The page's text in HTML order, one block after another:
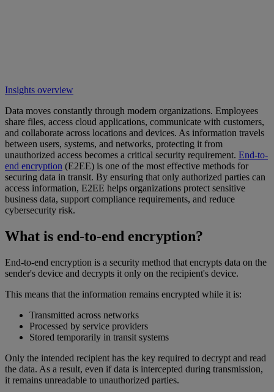
Insights overview
Data moves constantly through modern organizations. Employees
share files, access cloud applications, communicate with customers,
and collaborate across locations and devices. As information travels
between users, systems, and networks, protecting it from
unauthorized access becomes a critical security requirement. End-to-
end encryption (E2EE) is one of the most effective methods for
securing data in transit. By ensuring that only authorized parties can
access information, E2EE helps organizations protect sensitive
business data, support compliance requirements, and reduce
cybersecurity risk.
What is end-to-end encryption?
End-to-end encryption is a security method that encrypts data on the
sender's device and decrypts it only on the recipient's device.
This means that the information remains encrypted while it is:
Transmitted across networks
Processed by service providers
Stored temporarily in transit systems
Only the intended recipient has the key required to decrypt and read
the data. As a result, even if data is intercepted during transmission,
it remains unreadable to unauthorized parties.